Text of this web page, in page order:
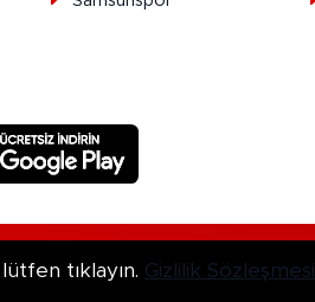
tıklayın. Gizlilik Sözleşmesi